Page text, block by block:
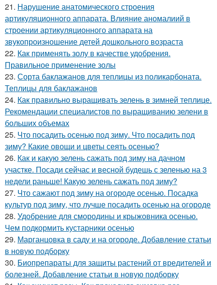
21. Нарушение анатомического строения
артикуляционного аппарата. Влияние аномалиий в
строении артикуляционного аппарата на
звукопроизношение детей дошкольного возраста
22. Как применять золу в качестве удобрения.
Правильное применение золы
23. Сорта баклажанов для теплицы из поликарбоната.
Теплицы для баклажанов
24. Как правильно выращивать зелень в зимней теплице.
Рекомендации специалистов по выращиванию зелени в
больших объемах
25. Что посадить осенью под зиму. Что посадить под
зиму? Какие овощи и цветы сеять осенью?
26. Как и какую зелень сажать под зиму на дачном
участке. Посади сейчас и весной будешь с зеленью на 3
недели раньше! Какую зелень сажать под зиму?
27. Что сажают под зиму на огороде осенью. Посадка
культур под зиму, что лучше посадить осенью на огороде
28. Удобрение для смородины и крыжовника осенью.
Чем подкормить кустарники осенью
29. Марганцовка в саду и на огороде. Добавление статьи
в новую подборку
30. Биопрепараты для защиты растений от вредителей и
болезней. Добавление статьи в новую подборку